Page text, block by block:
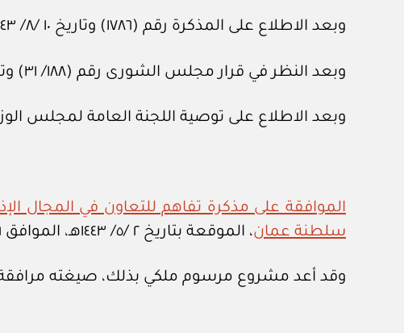
وبعد الاطلاع على المذكرة رقم (١٧٨٦) وتاريخ ١٠ /٨/ ١٤٤٣هـ، المعدة في هيئة الخبراء بمجلس الوزراء.
وبعد النظر في قرار مجلس الشورى رقم (١٨٨/ ٣١) وتاريخ ١٠ /٩/ ١٤٤٣هـ.
وبعد الاطلاع على توصية اللجنة العامة لمجلس الوزراء رقم (٩٢٧٢) وتاريخ
الموافقة على مذكرة تفاهم للتعاون في المجال
سلطنة عمان، الموقعة بتاريخ ٢ /٥/ ١٤٤٣هـ، الموافق ٦ /١٢/ ٢٠٢١م، بالصيغة المرافقة.
وقد أعد مشروع مرسوم ملكي بذلك، صيغته مرافقة